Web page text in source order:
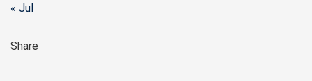
« Jul
Share